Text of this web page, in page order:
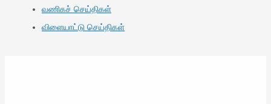
வணிகச் செய்திகள்
விளையாட்டு செய்திகள்